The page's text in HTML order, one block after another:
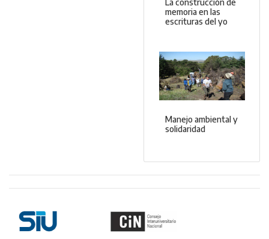
La construcción de
memoria en las
escrituras del yo
Manejo ambiental y
solidaridad